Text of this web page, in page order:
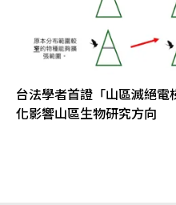
台法學者首證「山區滅絕
化影響山區生物研究方向